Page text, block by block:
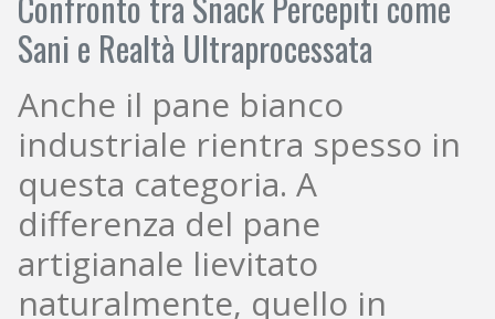
Sani e Realtà Ultraprocessata
Anche il pane bianco
industriale rientra spesso in
questa categoria. A
differenza del pane
artigianale lievitato
naturalmente, quello in